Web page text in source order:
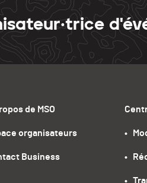
de MSO
organisateurs
Business
•
•
•